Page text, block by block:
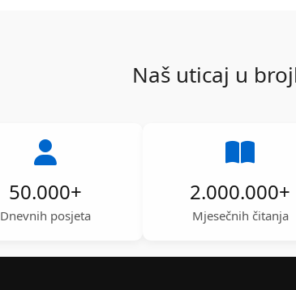
Naš uticaj u
50.000+
Dnevnih posjeta
2.000.000+
Mjesečnih čitanja